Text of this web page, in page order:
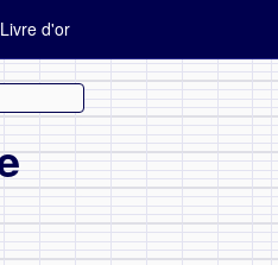
Livre d'or